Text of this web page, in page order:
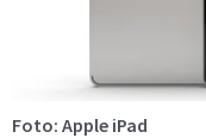
Foto: Apple iPad